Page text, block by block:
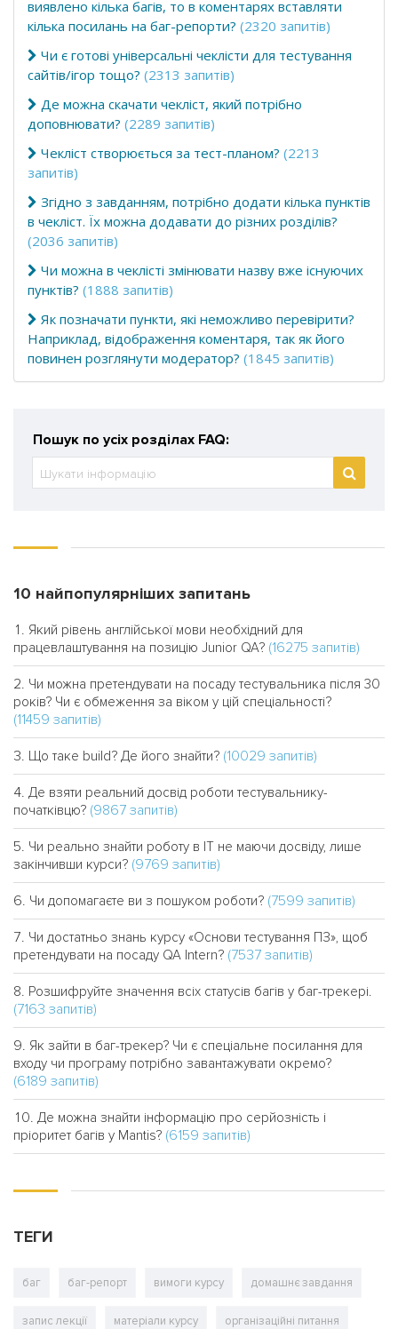
виявлено кілька багів, то в коментарях вставляти
кілька посилань на баг-репорти? (2320 запитів)
Чи є готові універсальні чеклісти для тестування
сайтів/ігор тощо? (2313 запитів)
Де можна скачати чекліст, який потрібно
доповнювати? (2289 запитів)
Чекліст створюється за тест-планом? (2213
запитів)
Згідно з завданням, потрібно додати кілька пунктів
в чекліст. Їх можна додавати до різних розділів?
(2036 запитів)
Чи можна в чеклісті змінювати назву вже існуючих
пунктів? (1888 запитів)
Як позначати пункти, які неможливо перевірити?
Наприклад, відображення коментаря, так як його
повинен розглянути модератор? (1845 запитів)
Пошук по усіх розділах FAQ:
10 найпопулярніших запитань
Який рівень англійської мови необхідний для
працевлаштування на позицію Junior QA? (16275 запитів)
Чи можна претендувати на посаду тестувальника після 30
років? Чи є обмеження за віком у цій спеціальності?
(11459 запитів)
Що таке build? Де його знайти? (10029 запитів)
Де взяти реальний досвід роботи тестувальнику-
початківцю? (9867 запитів)
Чи реально знайти роботу в IT не маючи досвіду, лише
закінчивши курси? (9769 запитів)
Чи допомагаєте ви з пошуком роботи? (7599 запитів)
Чи достатньо знань курсу «Основи тестування ПЗ», щоб
претендувати на посаду QA Intern? (7537 запитів)
Розшифруйте значення всіх статусів багів у баг-трекері.
(7163 запитів)
Як зайти в баг-трекер? Чи є спеціальне посилання для
входу чи програму потрібно завантажувати окремо?
(6189 запитів)
Де можна знайти інформацію про серйозність і
пріоритет багів у Mantis? (6159 запитів)
ТЕГИ
баг баг-репорт вимоги курсу домашнє завдання
запис лекції матеріали курсу організаційні питання